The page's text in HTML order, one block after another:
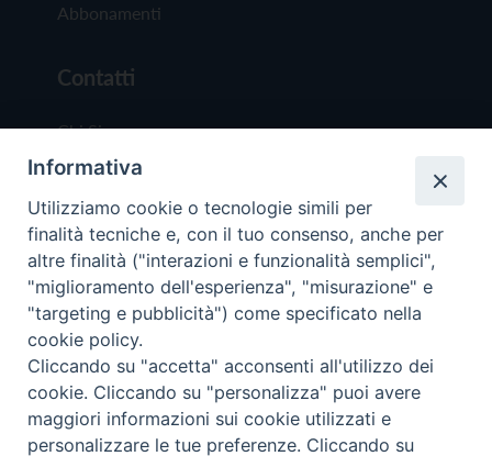
Abbonamenti
Contatti
Chi Siamo
Redazione
Scrivici
Copyright © 2019 - Tutti i diritti riservati - Vita
Trentina Editrice
Privacy Policy
Informativa
Utilizziamo cookie o tecnologie simili per
finalità tecniche e, con il tuo consenso, anche per
altre finalità ("interazioni e funzionalità semplici",
"miglioramento dell'esperienza", "misurazione" e
"targeting e pubblicità") come specificato nella
cookie policy.
Cliccando su "accetta" acconsenti all'utilizzo dei
cookie. Cliccando su "personalizza" puoi avere
maggiori informazioni sui cookie utilizzati e
personalizzare le tue preferenze. Cliccando su